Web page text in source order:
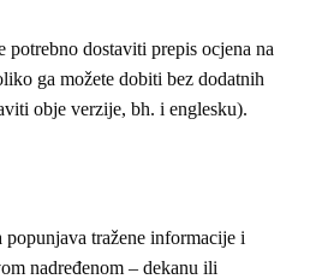
dostaviti prepis ocjena na
ga možete dobiti bez dodatnih
obje verzije, bh. i englesku).
tražene informacije i
nadređenom – dekanu ili